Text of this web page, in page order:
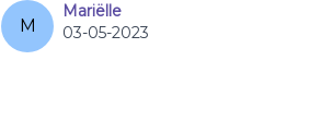
M
Mariëlle
03-05-2023